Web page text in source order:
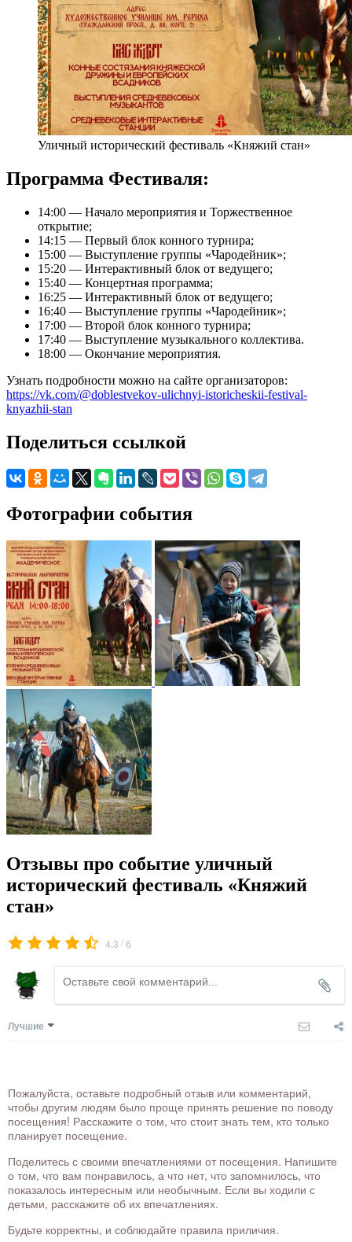
Уличный исторический фестиваль «Княжий стан»
Программа Фестиваля:
14:00 — Начало мероприятия и Торжественное
открытие;
14:15 — Первый блок конного турнира;
15:00 — Выступление группы «Чародейник»;
15:20 — Интерактивный блок от ведущего;
15:40 — Концертная программа;
16:25 — Интерактивный блок от ведущего;
16:40 — Выступление группы «Чародейник»;
17:00 — Второй блок конного турнира;
17:40 — Выступление музыкального коллектива.
18:00 — Окончание мероприятия.
Узнать подробности можно на сайте организаторов:
https://vk.com/@doblestvekov-ulichnyi-istoricheskii-festival-
knyazhii-stan
Поделиться ссылкой
Фотографии события
Отзывы про событие уличный
исторический фестиваль «Княжий
стан»
4.3 /6
Лучшие
Пожалуйста, оставьте подробный отзыв или комментарий,
чтобы другим людям было проще принять решение по поводу
посещения! Расскажите о том, что стоит знать тем, кто только
планирует посещение.
Поделитесь с своими впечатлениями от посещения. Напишите
о том, что вам понравилось, а что нет, что запомнилось, что
показалось интересным или необычным. Если вы ходили с
детьми, расскажите об их впечатлениях.
Будьте корректны, и соблюдайте правила приличия.